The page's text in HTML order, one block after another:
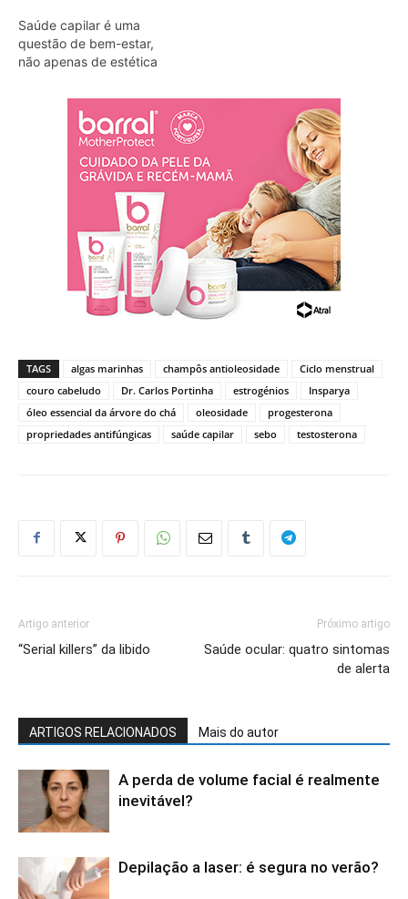
Saúde capilar é uma
questão de bem-estar,
não apenas de estética
TAGS algas marinhas champôs antioleosidade
Ciclo menstrual
couro cabeludo
Dr. Carlos Portinha estrogénios
Insparya
óleo essencial da árvore do chá
oleosidade
progesterona
propriedades antifúngicas
saúde capilar sebo testosterona
Artigo anterior
“Serial killers” da libido
Próximo artigo
Saúde ocular: quatro sintomas
de alerta
ARTIGOS RELACIONADOS Mais do autor
A perda de volume facial é realmente
inevitável?
Depilação a laser: é segura no verão?